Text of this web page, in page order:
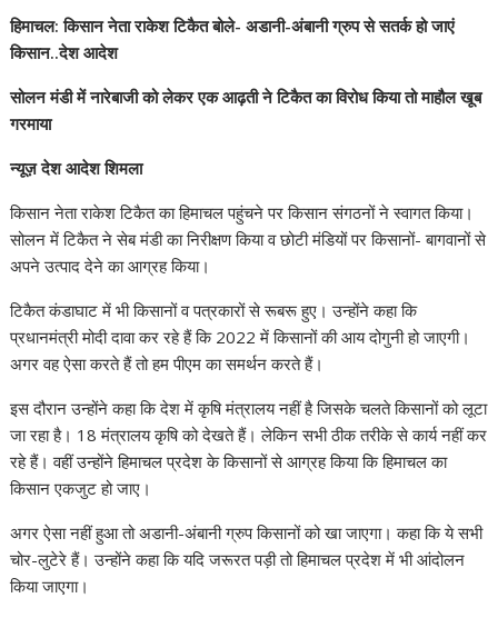
हिमाचल: किसान नेता राकेश टिकैत बोले- अडानी-अंबानी ग्रुप से सतर्क हो जाएं
किसान..देश आदेश
सोलन मंडी में नारेबाजी को लेकर एक आढ़ती ने टिकैत का विरोध किया तो माहौल खूब
गरमाया
न्यूज़ देश आदेश शिमला
किसान नेता राकेश टिकैत का हिमाचल पहुंचने पर किसान संगठनों ने स्वागत किया।
सोलन में टिकैत ने सेब मंडी का निरीक्षण किया व छोटी मंडियों पर किसानों- बागवानों से
अपने उत्पाद देने का आग्रह किया।
टिकैत कंडाघाट में भी किसानों व पत्रकारों से रूबरू हुए। उन्होंने कहा कि
प्रधानमंत्री मोदी दावा कर रहे हैं कि 2022 में किसानों की आय दोगुनी हो जाएगी।
अगर वह ऐसा करते हैं तो हम पीएम का समर्थन करते हैं।
इस दौरान उन्होंने कहा कि देश में कृषि मंत्रालय नहीं है जिसके चलते किसानों को लूटा
जा रहा है। 18 मंत्रालय कृषि को देखते हैं। लेकिन सभी ठीक तरीके से कार्य नहीं कर
रहे हैं। वहीं उन्होंने हिमाचल प्रदेश के किसानों से आग्रह किया कि हिमाचल का
किसान एकजुट हो जाए।
अगर ऐसा नहीं हुआ तो अडानी-अंबानी ग्रुप किसानों को खा जाएगा। कहा कि ये सभी
चोर-लुटेरे हैं। उन्होंने कहा कि यदि जरूरत पड़ी तो हिमाचल प्रदेश में भी आंदोलन
किया जाएगा।